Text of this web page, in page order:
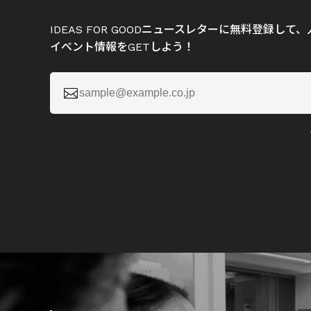
IDEAS FOR GOODニュースレターに無料登録して
イベント情報をGETしよう！
